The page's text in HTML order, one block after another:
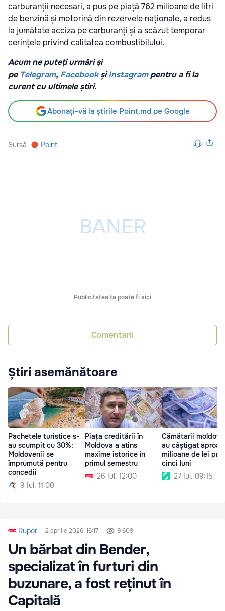
carburanții necesari, a pus pe piață 762 milioane de litri
de benzină și motorină din rezervele naționale, a redus
la jumătate acciza pe carburanți și a scăzut temporar
cerințele privind calitatea combustibilului.
Acum ne puteți urmări și
pe Telegram, Facebook șiInstagrampentru a fi la
curent cu ultimele știri.
Abonați-vă la știrile Point.md pe Google
Sursă Point
Publicitatea ta poate fi aici
Comentarii
Știri asemănătoare
Pachetele turistice s-
au scumpit cu 30%:
Moldovenii se
împrumută pentru
concedii
9 Iul. 11:00
Piața creditării în
Moldova a atins
maxime istorice în
primul semestru
26 Iul. 12:00
Cămătarii
au câștigat
milioane de lei
cinci luni
27 Iul. 09:15
Rupor 2 aprilie 2026, 16:17 9 609
Un bărbat din Bender,
specializat în furturi din
buzunare, a fost reținut în
Capitală